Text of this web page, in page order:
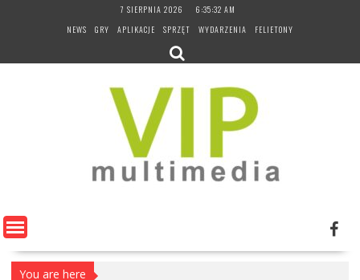
7 SIERPNIA 2026
6:35:33 AM
NEWS
GRY APLIKACJE SPRZĘT WYDARZENIA FELIETONY
You are here